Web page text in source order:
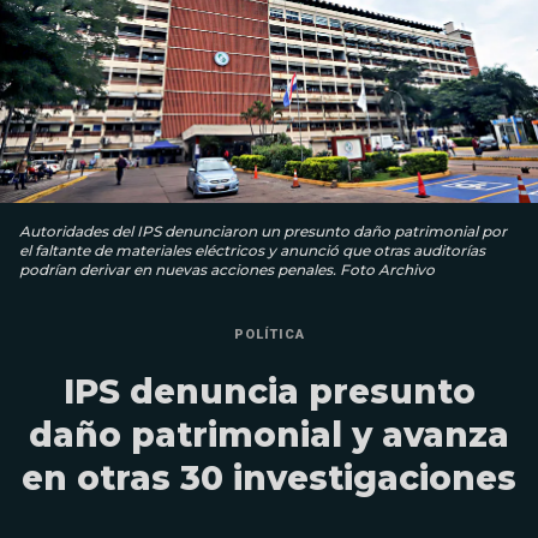
Autoridades del IPS denunciaron un presunto daño patrimonial por
el faltante de materiales eléctricos y anunció que otras auditorías
podrían derivar en nuevas acciones penales. Foto Archivo
POLÍTICA
IPS denuncia presunto
daño patrimonial y avanza
en otras 30 investigaciones